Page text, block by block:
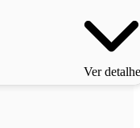
Ver